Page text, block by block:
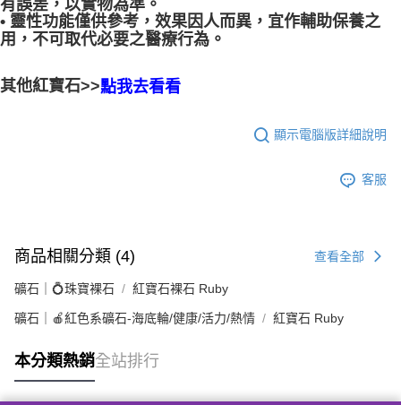
有誤差，以實物為準。
• 靈性功能僅供參考，效果因人而異，宜作輔助保養之
用，不可取代必要之醫療行為。
其他紅寶石>>點我去看看
顯示電腦版詳細說明
客服
商品相關分類 (4) 查看全部
礦石｜💍珠寶裸石 紅寶石裸石 Ruby
礦石｜🍎紅色系礦石-海底輪/健康/活力/熱情 紅寶石 Ruby
本分類熱銷全站排行